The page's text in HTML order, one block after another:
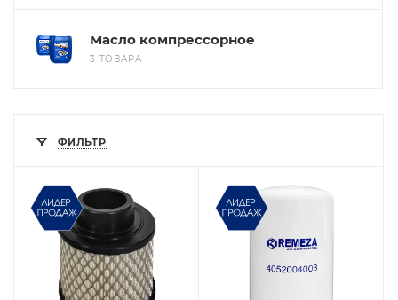
Масло компрессорное
3 ТОВАРА
ФИЛЬТР